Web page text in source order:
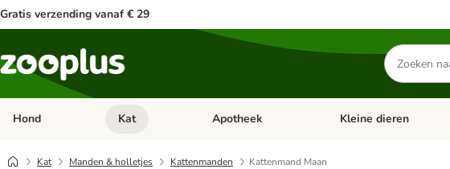
Gratis verzending vanaf € 29
Zoeken
naar
producten
Hond Open categorie menu: Hond
Kat Open categorie menu: Kat
Apotheek Open categorie menu:
Kleine dieren
Kat Manden & holletjes Kattenmanden Kattenmand Maan